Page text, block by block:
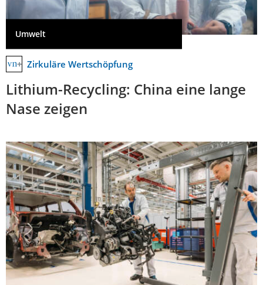
Umwelt
Zirkuläre Wertschöpfung
Lithium-Recycling: China eine lange
Nase zeigen